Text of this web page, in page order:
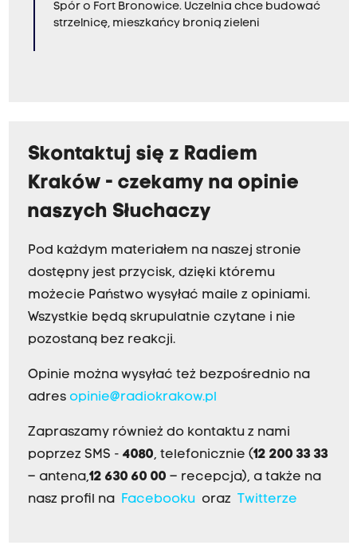
Spór o Fort Bronowice. Uczelnia chce budować
strzelnicę, mieszkańcy bronią zieleni
Skontaktuj się z Radiem
Kraków - czekamy na opinie
naszych Słuchaczy
Pod każdym materiałem na naszej stronie
dostępny jest przycisk, dzięki któremu
możecie Państwo wysyłać maile z opiniami.
Wszystkie będą skrupulatnie czytane i nie
pozostaną bez reakcji.
Opinie można wysyłać też bezpośrednio na
adres opinie@radiokrakow.pl
Zapraszamy również do kontaktu z nami
poprzez SMS - 4080, telefonicznie (12 200 33 33
– antena,12 630 60 00 – recepcja), a także na
nasz profil na Facebookuoraz Twitterze